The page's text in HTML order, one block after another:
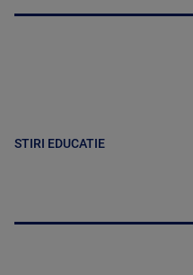
STIRI EDUCATIE